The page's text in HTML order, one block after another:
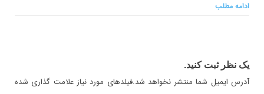
ادامه مطلب
یک نظر ثبت کنید.
آدرس ایمیل شما منتشر نخواهد شد.فیلدهای مورد نیاز علامت گذاری شده